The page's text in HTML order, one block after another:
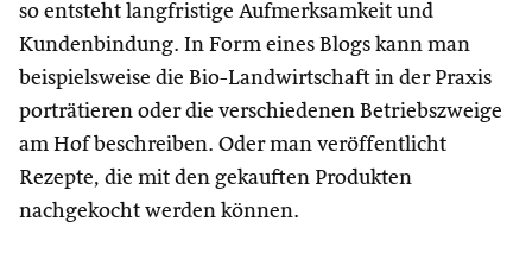
so entsteht langfristige Aufmerksamkeit und
Kundenbindung. In Form eines Blogs kann man
beispielsweise die Bio-Landwirtschaft in der Praxis
porträtieren oder die verschiedenen Betriebszweige
am Hof beschreiben. Oder man veröffentlicht
Rezepte, die mit den gekauften Produkten
nachgekocht werden können.